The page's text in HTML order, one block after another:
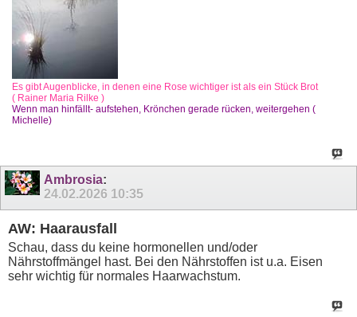
Es gibt Augenblicke, in denen eine Rose wichtiger ist als ein Stück Brot
( Rainer Maria Rilke )
Wenn man hinfällt- aufstehen, Krönchen gerade rücken, weitergehen (
Michelle)
Ambrosia:
24.02.2026 10:35
AW: Haarausfall
Schau, dass du keine hormonellen und/oder
Nährstoffmängel hast. Bei den Nährstoffen ist u.a. Eisen
sehr wichtig für normales Haarwachstum.